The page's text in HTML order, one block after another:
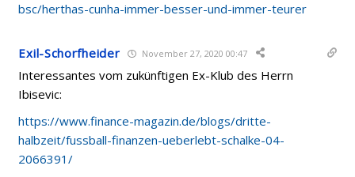
bsc/herthas-cunha-immer-besser-und-immer-teurer
Exil-Schorfheider November 27, 2020 00:47
Interessantes vom zukünftigen Ex-Klub des Herrn
Ibisevic:
https://www.finance-magazin.de/blogs/dritte-
halbzeit/fussball-finanzen-ueberlebt-schalke-04-
2066391/